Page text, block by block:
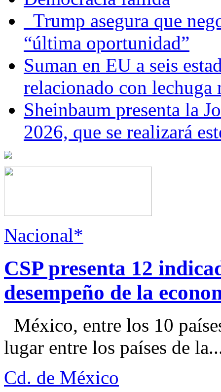
Trump asegura que
“última oportunidad”
Suman en EU a seis
relacionado con lechuga
Sheinbaum presenta la
2026, que se realizará
Nacional*
CSP presenta 12
desempeño de la
México, entre los 10
lugar entre los países de
Cd. de México